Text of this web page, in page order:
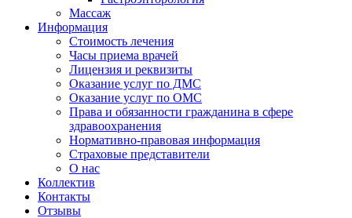
Массаж
Информация
Стоимость лечения
Часы приема врачей
Лицензия и реквизиты
Оказание услуг по ДМС
Оказание услуг по ОМС
Права и обязанности гражданина в сфере
здравоохранения
Нормативно-правовая информация
Страховые представители
О нас
Коллектив
Контакты
Отзывы